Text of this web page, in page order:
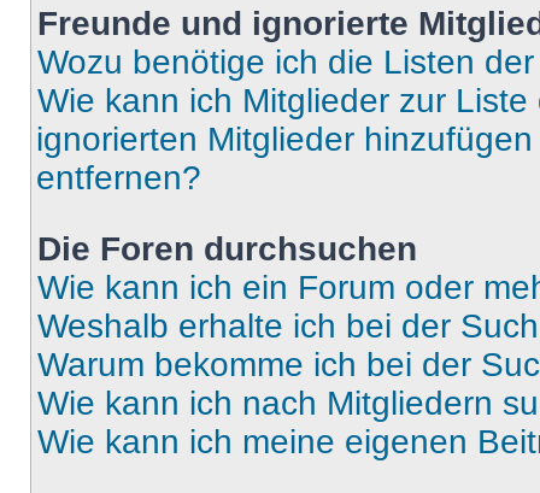
Freunde und ignorierte
Wozu benötige ich die Listen
Wie kann ich Mitglieder zur
ignorierten Mitglieder
entfernen?
Die Foren durchsuchen
Wie kann ich ein Forum oder
Weshalb erhalte ich bei der
Warum bekomme ich bei der
Wie kann ich nach Mitgliedern
Wie kann ich meine eigenen